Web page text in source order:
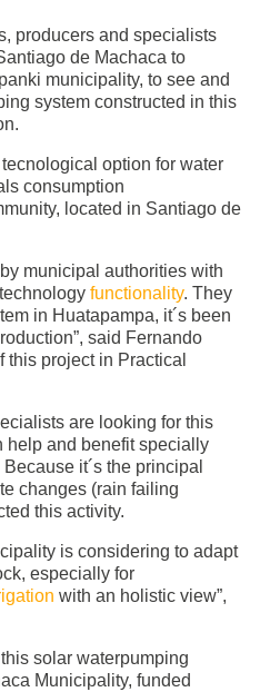
producers and specialists
de Machaca to
municipality, to see and
system constructed in this
option for water
consumption
located in Santiago de
municipal authorities with
functionality. They
in Huatapampa, it´s been
said Fernando
project in Practical
are looking for this
help and benefit specially
it´s the principal
changes (rain failing
this activity.
is considering to adapt
especially for
with an holistic view”,
solar waterpumping
Municipality, funded